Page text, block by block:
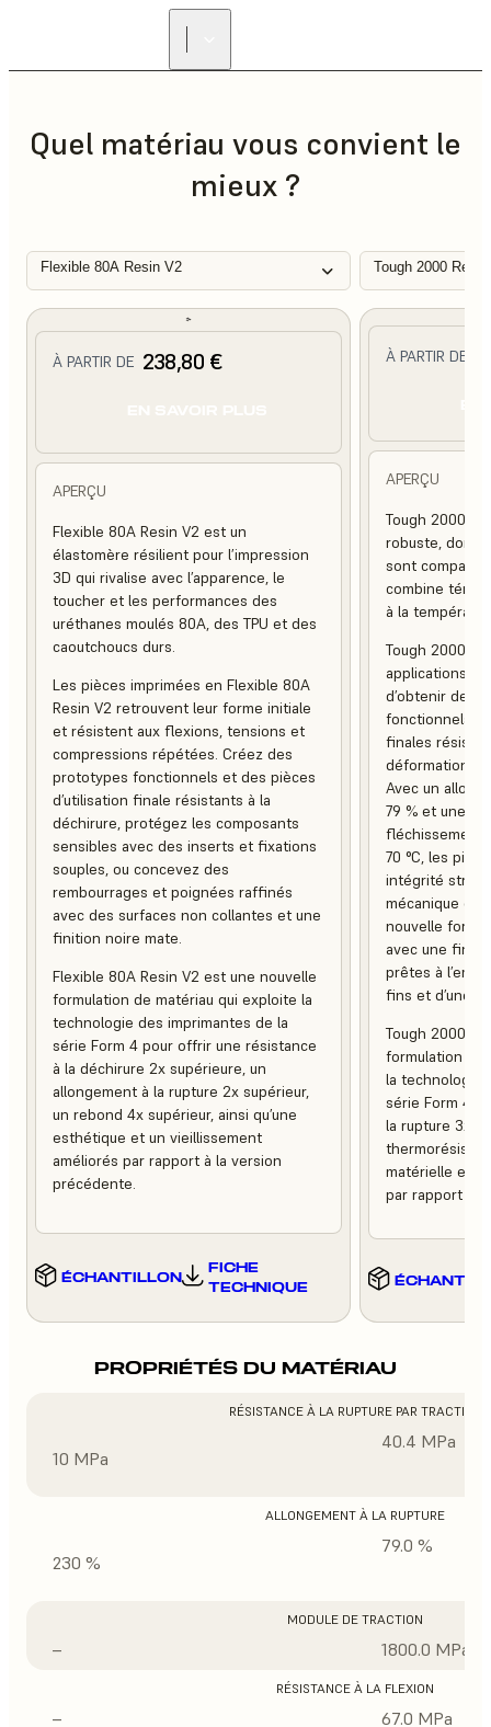
Quel matériau vous convient le
mieux ?
Flexible 80A Resin V2 Tough 2000
À PARTIR DE 238,80 €
APERÇU
Flexible 80A Resin V2 est un
élastomère résilient pour l’impression
3D qui rivalise avec l’apparence, le
toucher et les performances des
uréthanes moulés 80A, des TPU et des
caoutchoucs durs.
Les pièces imprimées en Flexible 80A
Resin V2 retrouvent leur forme initiale
et résistent aux flexions, tensions et
compressions répétées. Créez des
prototypes fonctionnels et des pièces
d’utilisation finale résistants à la
déchirure, protégez les composants
sensibles avec des inserts et fixations
souples, ou concevez des
rembourrages et poignées raffinés
avec des surfaces non collantes et une
finition noire mate.
Flexible 80A Resin V2 est une nouvelle
formulation de matériau qui exploite la
technologie des imprimantes de la
série Form 4 pour offrir une résistance
à la déchirure 2x supérieure, un
allongement à la rupture 2x supérieur,
un rebond 4x supérieur, ainsi qu’une
esthétique et un vieillissement
améliorés par rapport à la version
précédente.
ÉCHANTILLON
FICHE
TECHNIQUE
À PARTIR DE
APERÇU
Tough 2000
robuste, dont
sont
combine
à la
Tough 2000
applications
d’obtenir des
fonctionnels,
finales
déformation et
Avec un
79 % et une
fléchissement
70 °C, les
intégrité
mécanique et
nouvelle
avec une
prêtes à
fins et d’une
Tough 2000
formulation de
la technologie
série Form 4
la rupture 3x
matérielle et
par rapport à
PROPRIÉTÉS DU MATÉRIAU
RÉSISTANCE À LA RUPTURE PAR TRACTION
10 MPa
40.4 MPa
ALLONGEMENT À LA RUPTURE
230 %
79.0 %
MODULE DE TRACTION
– 1800.0 MPa
RÉSISTANCE À LA FLEXION
– 67.0 MPa